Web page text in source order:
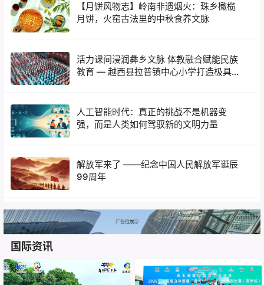
【月饼风物志】岭南非遗烟火：珠乡橄榄
月饼，火窑古法里的中秋食养文脉
活力课间浸润彝乡文脉 体教融合赋能民族
教育 — 越西县拉普镇中心小学打造极具彝
人工智能时代：真正的挑战不是机器变
强，而是人类如何驾驭新的文明力量
解放军来了 ——纪念中国人民解放军诞辰
99周年
国际资讯